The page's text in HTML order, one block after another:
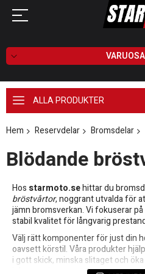
ALLA PRODUKTER
Hem Reservdelar Bromsdelar
Blödande
Hos starmoto.sehittar du
bröstvårtor, noggrant utvalda för
jämn bromsverkan. Vi fokuserar
stabil kvalitet för långvarig
Välj rätt komponenter för just din
oavsett körstil. Våra produkter
i gott skick, minska slitaget och